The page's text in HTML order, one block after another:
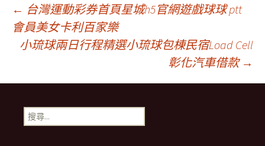
文
章
導
航
← 台灣運動彩券首頁星城h5官網遊戲球球 ptt
會員美女卡利百家樂
小琉球兩日行程精選小琉球包棟民宿Load Cell
彰化汽車借款 →
搜
尋